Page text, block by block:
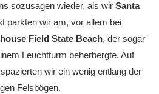
sozusagen wieder, als wirSanta
parkten wir am, vor allem bei
Field State Beach, der sogar
Leuchtturm beherbergte. Auf
wir ein wenig entlang der
Felsbögen.